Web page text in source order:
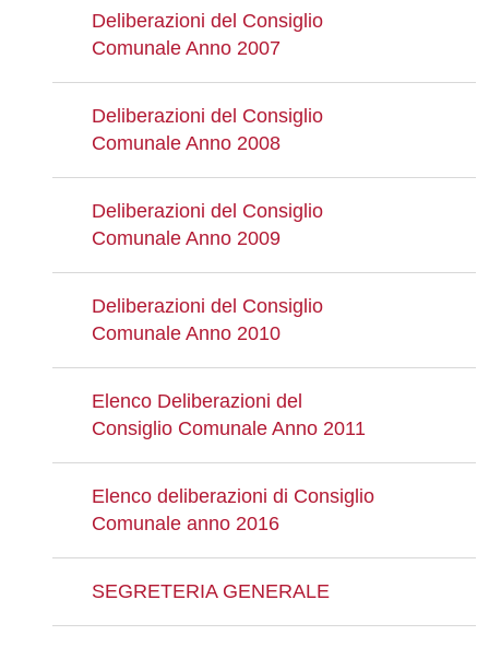
Deliberazioni del Consiglio
Comunale Anno 2007
Deliberazioni del Consiglio
Comunale Anno 2008
Deliberazioni del Consiglio
Comunale Anno 2009
Deliberazioni del Consiglio
Comunale Anno 2010
Elenco Deliberazioni del
Consiglio Comunale Anno 2011
Elenco deliberazioni di Consiglio
Comunale anno 2016
SEGRETERIA GENERALE